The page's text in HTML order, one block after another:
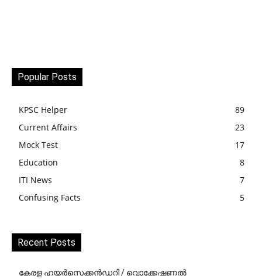
Popular Posts
KPSC Helper
89
Current Affairs
23
Mock Test
17
Education
8
ITI News
7
Confusing Facts
5
Recent Posts
കേരള ഹയർസെക്കൻഡറി / വൊക്കേഷണൽ